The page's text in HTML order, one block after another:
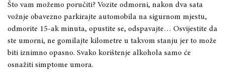
Što vam možemo poručiti? Vozite odmorni, nakon dva sata
vožnje obavezno parkirajte automobila na sigurnom mjestu,
odmorite 15-ak minuta, opustite se, odspavajte… Osvijestite da
ste umorni, ne gomilajte kilometre u takvom stanju jer to može
biti iznimno opasno. Svako korištenje alkohola samo će
osnažiti simptome umora.